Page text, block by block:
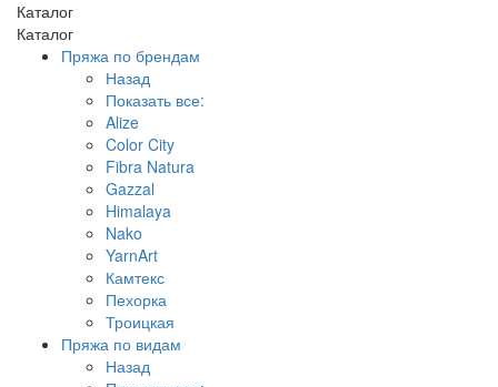
Каталог
Каталог
Пряжа по брендам
Назад
Показать все:
Alize
Color City
Fibra Natura
Gazzal
Himalaya
Nako
YarnArt
Камтекс
Пехорка
Троицкая
Пряжа по видам
Назад